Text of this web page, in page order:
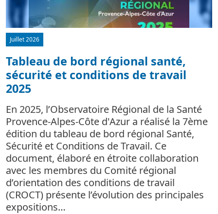
Juillet 2026
Tableau de bord régional santé,
sécurité et conditions de travail
2025
En 2025, l’Observatoire Régional de la Santé
Provence-Alpes-Côte d'Azur a réalisé la 7ème
édition du tableau de bord régional Santé,
Sécurité et Conditions de Travail. Ce
document, élaboré en étroite collaboration
avec les membres du Comité régional
d’orientation des conditions de travail
(CROCT) présente l’évolution des principales
expositions…